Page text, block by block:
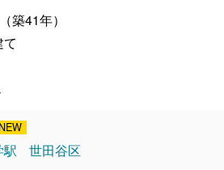
築41年）
駅 世田谷区